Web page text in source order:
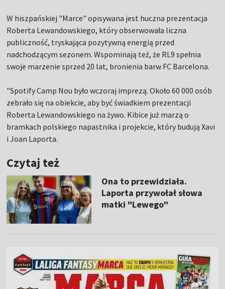
W hiszpańskiej "Marce" opisywana jest huczna prezentacja
Roberta Lewandowskiego, który obserwowała liczna
publiczność, tryskająca pozytywną energią przed
nadchodzącym sezonem. Wspominają też, że RL9 spełnia
swoje marzenie sprzed 20 lat, bronienia barw FC Barcelona.
"Spotify Camp Nou było wczoraj imprezą. Około 60 000 osób
zebrało się na obiekcie, aby być świadkiem prezentacji
Roberta Lewandowskiego na żywo. Kibice już marzą o
bramkach polskiego napastnika i projekcie, który budują Xavi
i Joan Laporta.
Czytaj też
Ona to przewidziała.
Laporta przywołał słowa
matki "Lewego"